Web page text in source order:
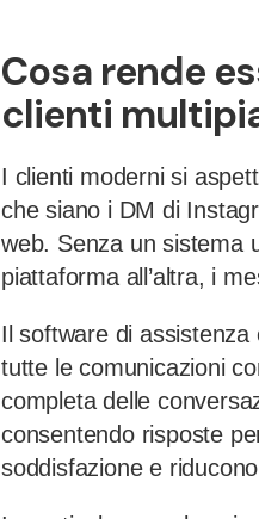
Cosa rende
clienti
I clienti moderni si
che siano i DM di
web. Senza un sistema
piattaforma all’altra, i
Il software di
tutte le comunicazioni
completa delle
consentendo risposte
soddisfazione e